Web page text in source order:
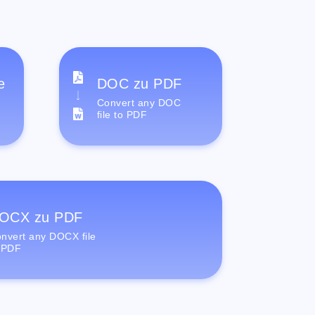
DOC zu PDF
Convert any DOC
file to PDF
zu PDF
any DOCX file